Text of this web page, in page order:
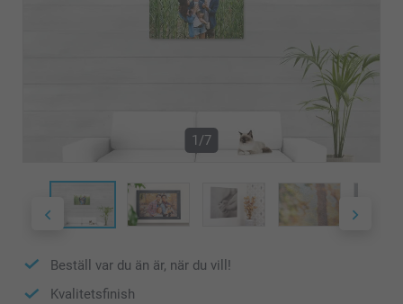
1/7
Beställ var du än är, när du vill!
Kvalitetsfinish